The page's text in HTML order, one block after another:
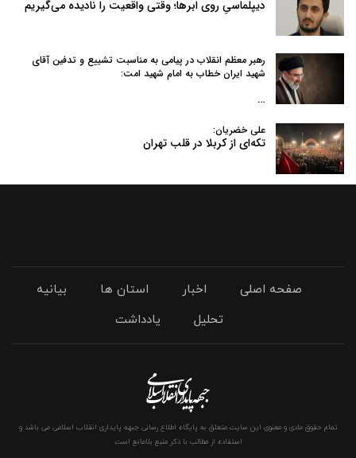
دیپلماسیِ روی ابرها؛ وقتی واقعیت را نادیده می‌گیریم
رهبر معظم انقلاب در پیامی به‌ مناسبت تشییع و تدفین آقای
شهید ایران خطاب به امام شهید امت:
…
علی خضریان:
تکه‌ای از کربلا در قلب تهران
صفحه اصلی اخبار استان ها
بیانیه
تحلیل
یادداشت
تمام حقوق مادی و معنوی این سایت متعلق به پایگاه اطلاع رسانی جبهه پایداری انقلاب اسلامی می باشد و
استفاده از مطالب با ذکر منبع بلامانع است.